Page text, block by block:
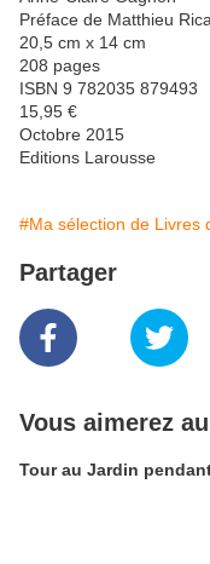
Préface de Matthieu
20,5 cm x 14 cm
208 pages
ISBN 9 782035 879493
15,95 €
Octobre 2015
Editions Larousse
#Ma sélection de Livres
Partager
Vous aimerez
Tour au Jardin